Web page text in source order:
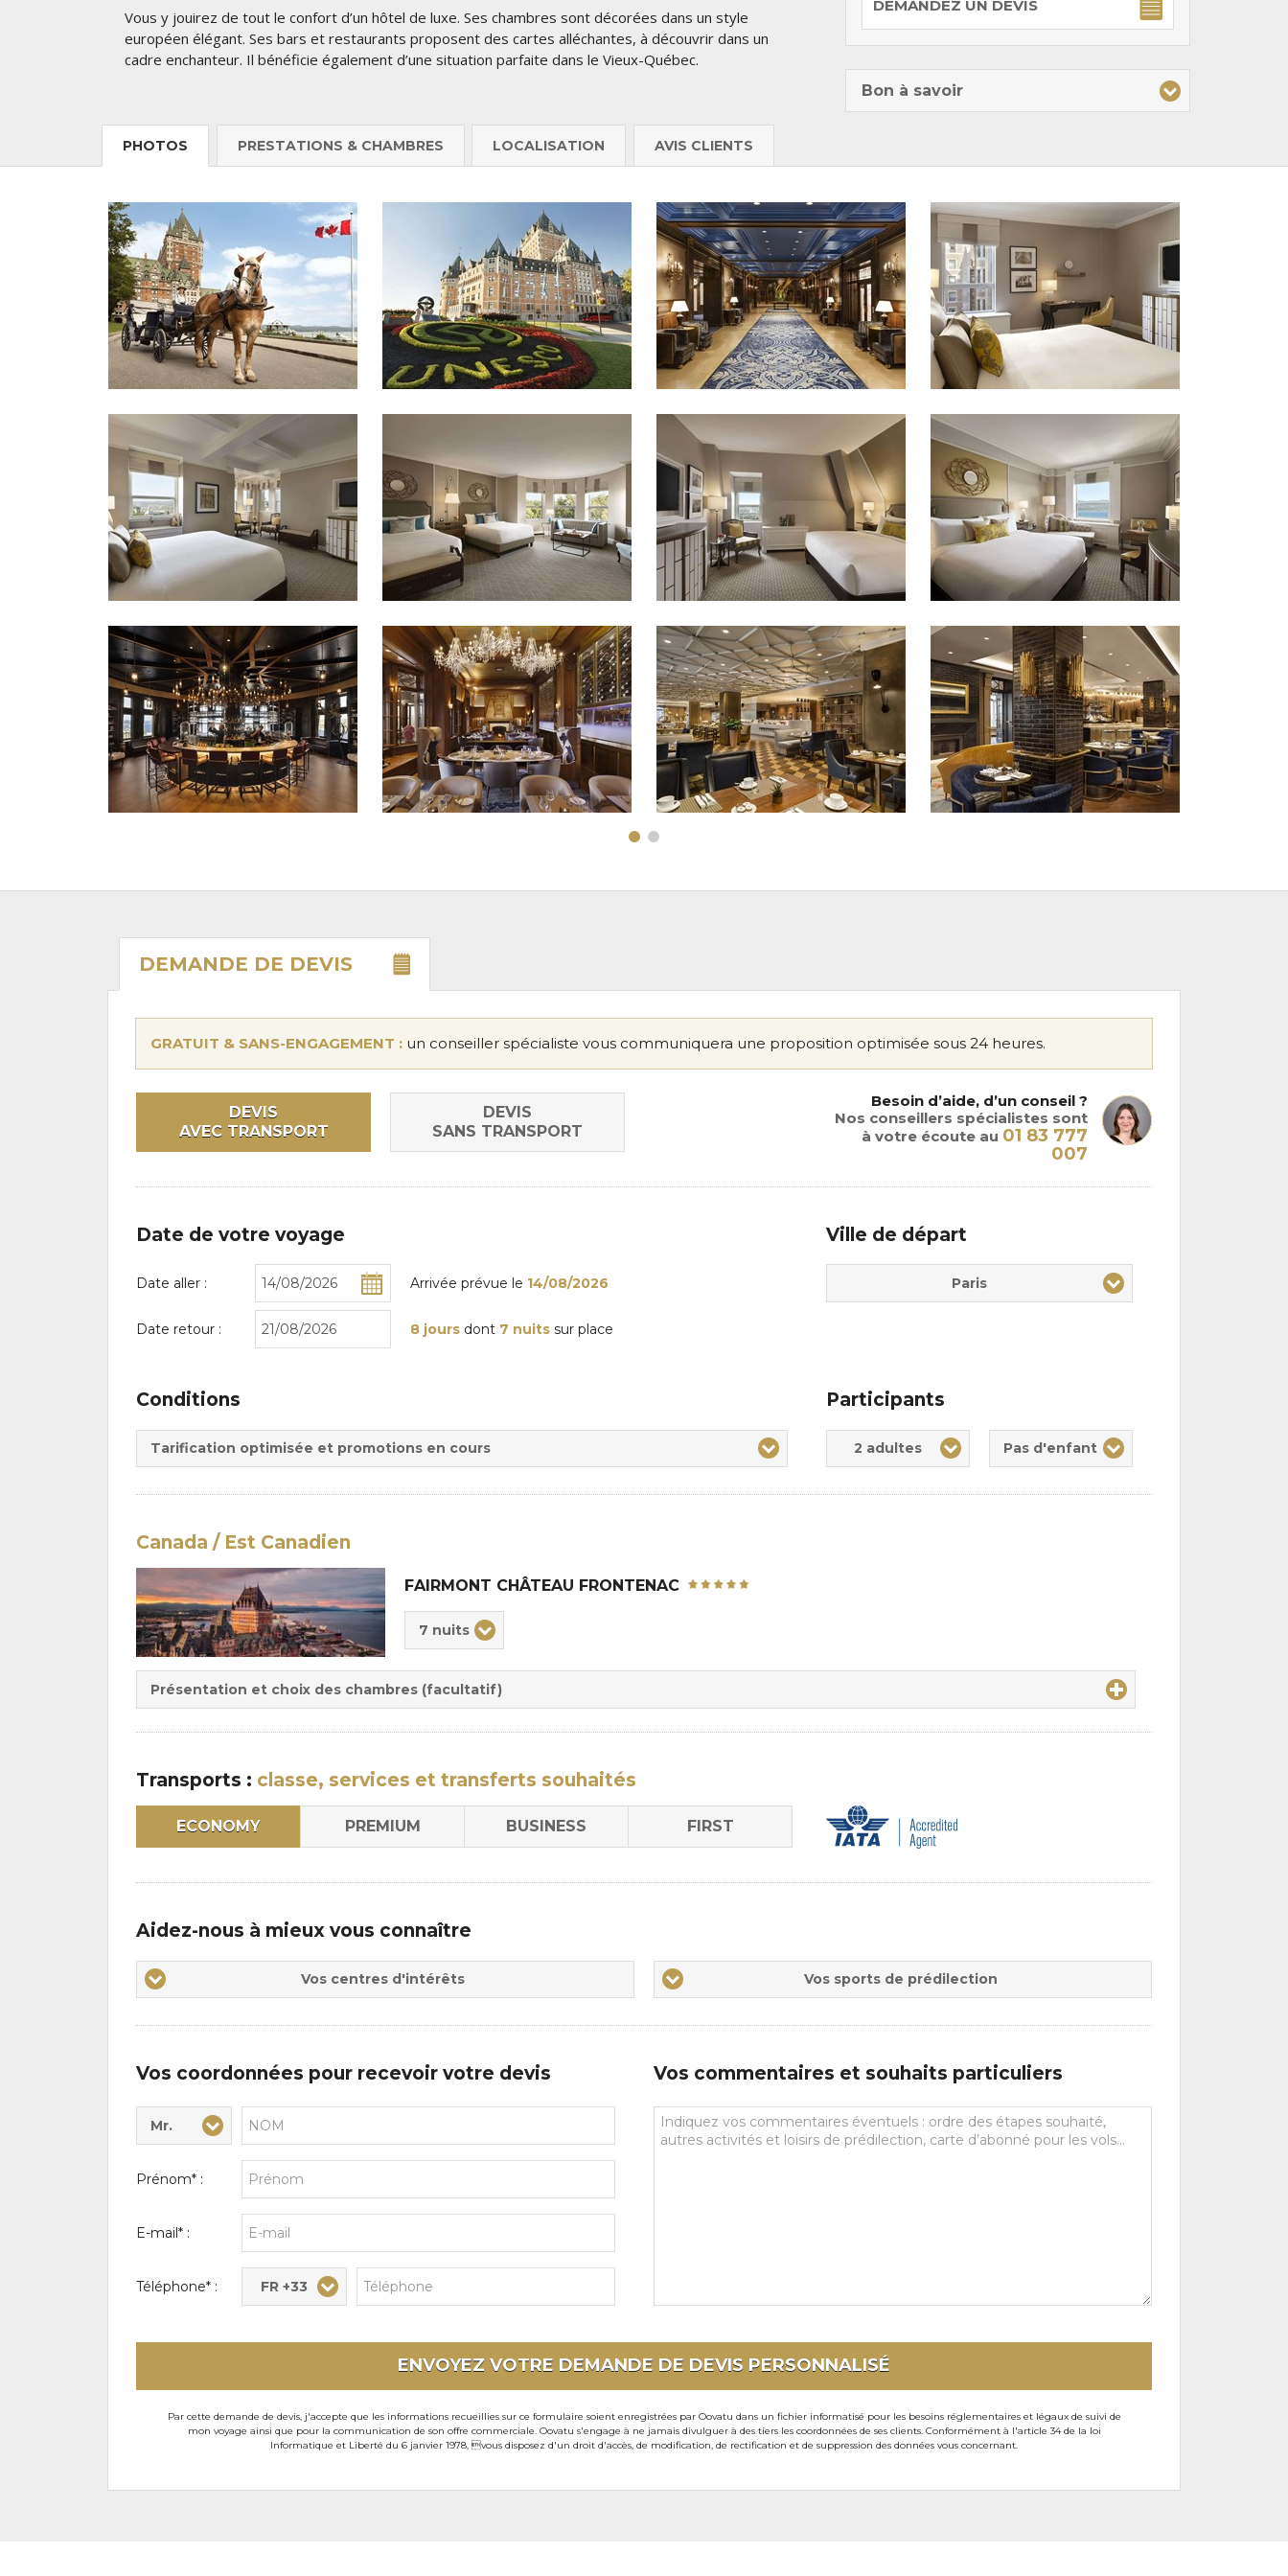
Vous y jouirez de tout le confort d’un hôtel de luxe. Ses chambres sont décorées dans un style
européen élégant. Ses bars et restaurants proposent des cartes alléchantes, à découvrir dans un
cadre enchanteur. Il bénéficie également d’une situation parfaite dans le Vieux-Québec.
DEMANDEZ UN DEVIS
Bon à savoir
PHOTOS PRESTATIONS & CHAMBRES LOCALISATION AVIS CLIENTS
DEMANDE DE DEVIS
GRATUIT & SANS-ENGAGEMENT : un conseiller spécialiste vous communiquera une proposition optimisée sous 24 heures.
DEVIS
AVEC TRANSPORT
DEVIS
SANS TRANSPORT
Besoin d’aide, d’un conseil ?
Nos conseillers spécialistes sont
à votre écoute au 01 83 777
007
Date de votre voyage
Date aller : Arrivée prévue le 14/08/2026
Date retour : 8 jours dont 7 nuits sur place
Ville de départ
Paris
Conditions
Tarification optimisée et promotions en cours
Participants
2 adultes Pas d'enfant
Canada / Est Canadien
FAIRMONT CHÂTEAU FRONTENAC
pension
:
:
7 nuits
Présentation et choix des chambres (facultatif)
Transports : classe, services et transferts souhaités
ECONOMY PREMIUM BUSINESS FIRST
Aidez-nous à mieux vous connaître
Vos
centres
Vos centres d'intérêts
Vos
sports
Vos sports de prédilection
Vos coordonnées pour recevoir votre devis
Civilité* :
Mr.
Nom* :
Prénom* :
E-mail* :
Téléphone* : FR +33
Vos commentaires et souhaits particuliers
Vos
commentaires
ENVOYEZ VOTRE DEMANDE DE DEVIS PERSONNALISÉ
Par cette demande de devis, j'accepte que les informations recueillies sur ce formulaire soient enregistrées par Oovatu dans un fichier informatisé pour les besoins réglementaires et légaux de suivi de
mon voyage ainsi que pour la communication de son offre commerciale. Oovatu s'engage à ne jamais divulguer à des tiers les coordonnées de ses clients. Conformément à l'article 34 de la loi
Informatique et Liberté du 6 janvier 1978, vous disposez d'un droit d'accès, de modification, de rectification et de suppression des données vous concernant.